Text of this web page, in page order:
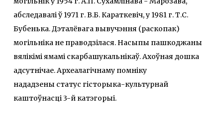
абследавалі ў 1971 г. В.Б. Караткевіч, у 1981 г. Т.С.
Бубенька. Дэталёвага вывучэння (раскопак)
могільніка не праводзілася. Насыпы пашкоджаны
вялікімі ямамі скарбашукальнікаў. Ахоўная дошка
адсутнічае. Археалагічнаму помніку
нададзены статус гісторыка-культурнай
каштоўнасці 3-й катэгорыі.